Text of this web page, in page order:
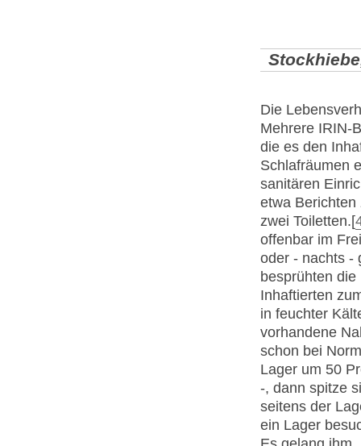
Die
Mehrere IRIN-
die es den
Schlafräumen
sanitären
etwa Berichten
zwei Toiletten.[
offenbar im
oder - nachts -
besprühten
Inhaftierten
in feuchter
vorhandene
schon bei
Lager um 50
-, dann spitze
seitens der
ein Lager